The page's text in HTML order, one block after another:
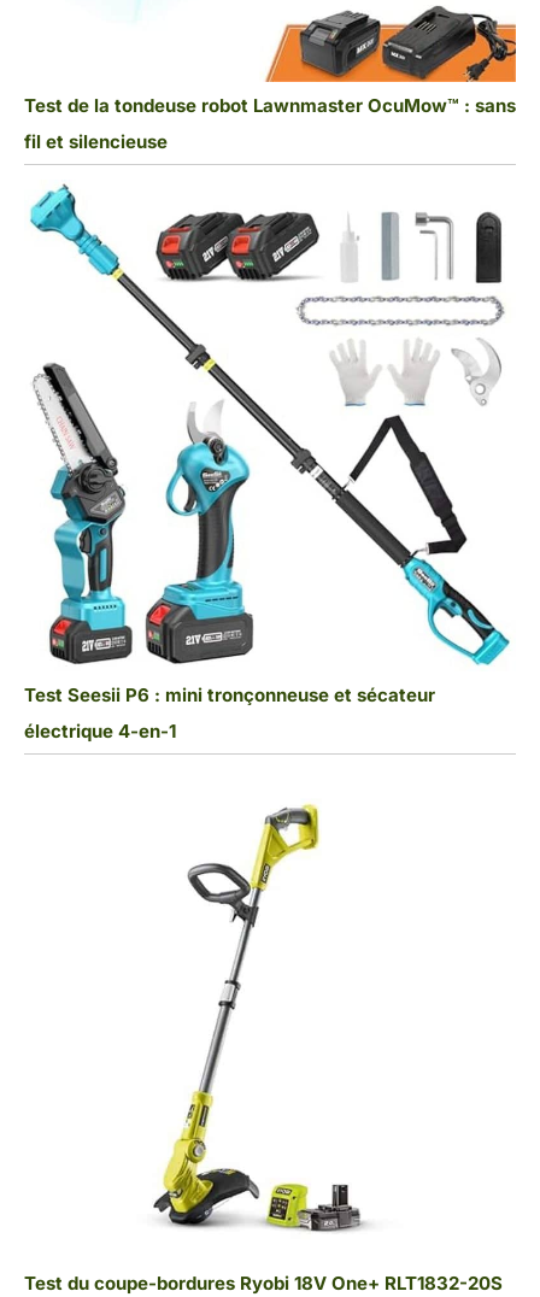
Test de la tondeuse robot Lawnmaster OcuMow™ : sans
fil et silencieuse
Test Seesii P6 : mini tronçonneuse et sécateur
électrique 4-en-1
Test du coupe-bordures Ryobi 18V One+ RLT1832-20S